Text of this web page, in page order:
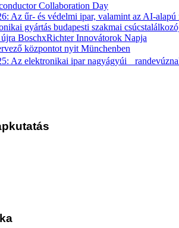
Collaboration Day
Az űr- és védelmi ipar, valamint az AI-alapú
gyártás budapesti szakmai
újra BoschxRichter Innovátorok Napja
központot nyit Münchenben
Az elektronikai ipar nagyágyúi